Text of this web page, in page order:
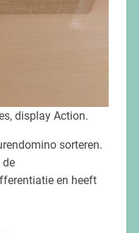
display Action.
sorteren.
de
en heeft